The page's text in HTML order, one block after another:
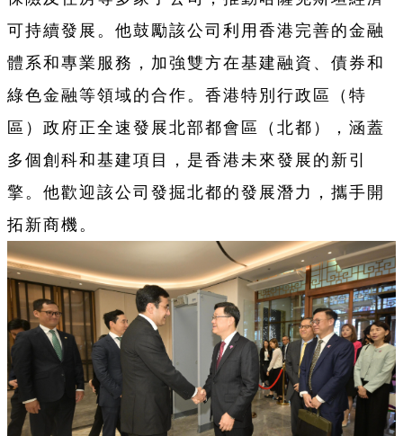
可持續發展。他鼓勵該公司利用香港完善的金融
體系和專業服務，加強雙方在基建融資、債券和
綠色金融等領域的合作。香港特別行政區（特
區）政府正全速發展北部都會區（北都），涵蓋
多個創科和基建項目，是香港未來發展的新引
擎。他歡迎該公司發掘北都的發展潛力，攜手開
拓新商機。